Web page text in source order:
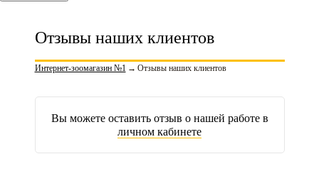
Отзывы наших клиентов
Интернет-зоомагазин №1 → Отзывы наших клиентов
Вы можете оставить отзыв о нашей работе в
личном кабинете